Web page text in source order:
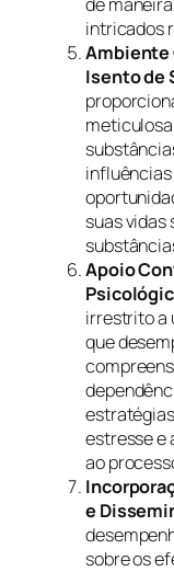
intricados
Ambiente
Isento de
suas vidas
Apoio
irrestrito a
que
estresse e
ao
e
sobre os